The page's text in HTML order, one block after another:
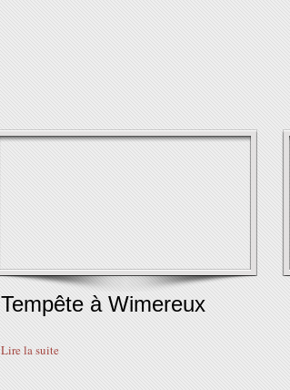
Tempête à Wimereux
Lire la suite